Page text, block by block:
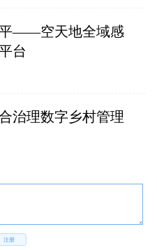
——空天地全域感
台
治理数字乡村管理
注册